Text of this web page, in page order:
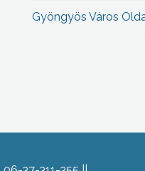
Gyöngyös Város